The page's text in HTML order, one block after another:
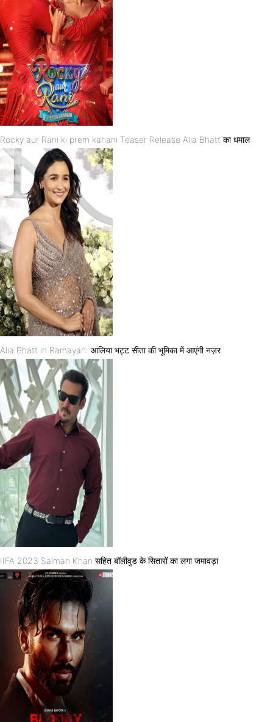
Rocky aur Rani ki prem kahani Teaser Release Alia Bhatt का धमाल
Alia Bhatt in Ramayan: आलिया भट्ट सीता की भूमिका में आएंगी नज़र
IIFA 2023 Salman Khan सहित बॉलीवुड के सितारों का लगा जमावड़ा